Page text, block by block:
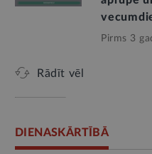
Pirms 3
Rādīt vēl
DIENASKĀRTĪBĀ